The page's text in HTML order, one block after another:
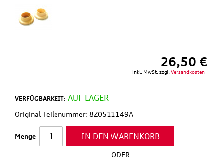
26,50 €
inkl. MwSt. zzgl. Versandkosten
VERFÜGBARKEIT: AUF LAGER
Original Teilenummer: 8Z0511149A
Menge IN DEN WARENKORB
-ODER-